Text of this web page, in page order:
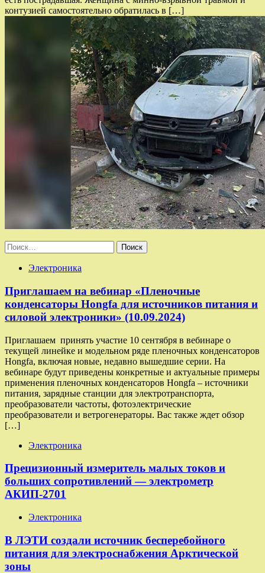
контузией самостоятельно обратилась в […]
Найти:
Электроника
Приглашаем на вебинар «Пленочные
конденсаторы Hongfa для источников питания и
силовой электроники» (10.09.2024)
Приглашаем принять участие 10 сентября в вебинаре о
текущей линейке и модельном ряде пленочных конденсаторов
Hongfa, включая новые, недавно вышедшие серии. На
вебинаре будут приведены конкретные и актуальные примеры
применения пленочных конденсаторов Hongfa – источники
питания, зарядные станции для электротранспорта,
преобразователи частоты, фотоэлектрические
преобразователи и ветрогенераторы. Вас также ждет обзор
[…]
Электроника
Прецизионный измеритель малых токов и
больших сопротивлений — электрометр
АКИП-2701
Электроника
В ЛЭТИ создали источник бесперебойного
питания для электроснабжения Арктической
зоны